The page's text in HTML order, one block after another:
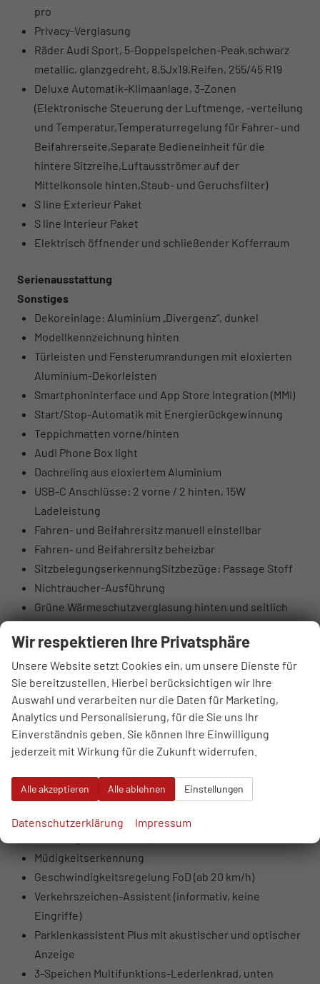
pro
Privacy-Verglasung
Räder Audi Sport, 5-Doppelspeichen-Peak,schwarz
metallic, glanzgedreht, 8,5Jx19,Reifen, 255/45 R19
Deluxe Automatik-Klimaanlage, 3-Zonen
(Elektronische Steuerung der Luftmenge, -verteilung
und Temperatur,Temperaturregelung für Fahrer- und
Beifahrerseite,Separate Bedieneinheit für die
hintere Sitzreihe,Luftausströmer auf der
Mittelkonsole hinten,Staub- und Geruchsfilter)
S line Exterieur Paket
S line Interieur Paket
Elektrisch öffnender und schließender Kofferraum
Serienausstattung
Sonstiges
Dekoreinlage: Aluminium „Divergenz“, dunkel
Modellkennzeichnung hinten
Türleisten und Fensterumrandungen mit eloxierten
Aluminium-Dekorleisten
Smartphoninterface und App Store Integration (MMI)
Start/Stop-Automatik mit Energierückgewinnung
Teppichmatten vorne/hinten
Audi Phone Box light
Dachreling aus eloxiertem Aluminium
USB-C Anschlüsse: 2 vorne / 2 hinten, 15W
Ladeleistung
Fahren- und Beifahrersitz manuell einstellbar
Fahren- und Beifahrersitz beheizbar
SitzbelegungserkennungSitzbezüge: Passage Stoff
Nichtraucher-Ausführung
Grüne Wärmeschutzverglasung hinten und seitlich
Fahrer- und Beifahrer-Airbag (Beifahrer
deaktivierbar)
LED-Scheinwerfer mit Fern- und Abblendlicht,
Tagfahrlicht, Positionslicht
Blinker in Glühlampentechnologie
LED-Rückleuchten (Blinker, Bremslicht,
Rückfahrlicht)
Coming- und Leaving-Home Funktion
Kreuzungsassistent
Ausweichassistent mit Lenksupport
Spurhalteassistent mit Notfallassistent (übernimmt
Müdigkeitserkennung
Geschwindigkeitsregelung FoD (ab 20 km/h)
Verkehrszeichen-Assistent (informativ, keine
Eingriffe)
Parklenkassistent Plus mit akustischer und optischer
Anzeige
3-Speichen Multifunktions-Lederlenkrad, unten
Wir respektieren Ihre Privatsphäre
Unsere Website setzt Cookies ein, um unsere Dienste für
Sie bereitzustellen. Hierbei berücksichtigen wir Ihre
Auswahl und verarbeiten nur die Daten für Marketing,
Analytics und Personalisierung, für die Sie uns Ihr
Einverständnis geben. Sie können Ihre Einwilligung
jederzeit mit Wirkung für die Zukunft widerrufen.
Alle akzeptieren Alle ablehnen Einstellungen
Datenschutzerklärung Impressum